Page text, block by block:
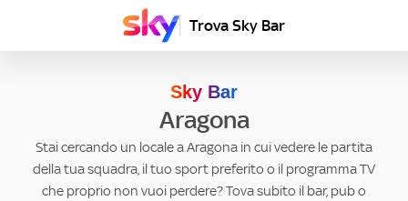
Trova Sky Bar
Sky Bar
Aragona
Stai cercando un locale a Aragona in cui vedere le partita
della tua squadra, il tuo sport preferito o il programma TV
che proprio non vuoi perdere? Tova subito il bar, pub o